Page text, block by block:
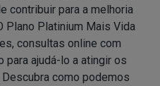
contribuir para a melhoria
Plano Platinium Mais Vida
consultas online com
ajudá-lo a atingir os
como podemos